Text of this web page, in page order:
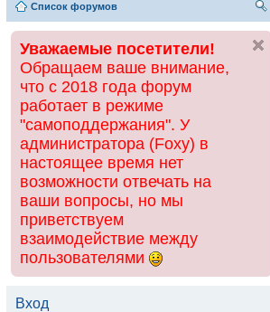
Список форумов
ск
Уважаемые посетители!
Обращаем ваше внимание,
что с 2018 года форум
работает в режиме
"самоподдержания". У
администратора (Foxy) в
настоящее время нет
возможности отвечать на
ваши вопросы, но мы
приветствуем
взаимодействие между
пользователями
Вход